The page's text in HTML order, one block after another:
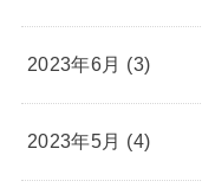
2023年6月 (3)
2023年5月 (4)